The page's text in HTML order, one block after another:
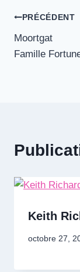
de
PRÉCÉDENT
Moortgat
Famille
Keith
octobre 27,